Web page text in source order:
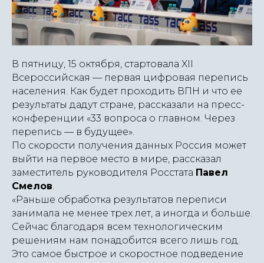
В пятницу, 15 октября, стартовала XII
Всероссийская — первая цифровая перепись
населения. Как будет проходить ВПН и что ее
результаты дадут стране, рассказали на пресс-
конференции «33 вопроса о главном. Через
перепись — в будущее».
По скорости получения данных Россия может
выйти на первое место в мире, рассказал
заместитель руководителя Росстата Павел
Смелов.
«Раньше обработка результатов переписи
занимала не менее трех лет, а иногда и больше.
Сейчас благодаря всем технологическим
решениям нам понадобится всего лишь год.
Это самое быстрое и скоростное подведение